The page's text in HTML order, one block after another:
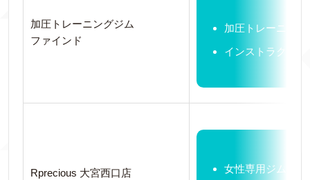
加圧トレーニングジム
ファインド
加圧トレーニング
インストラクタ
Rprecious 大宮西口店
女性専用ジム